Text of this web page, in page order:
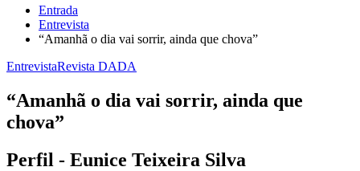
Entrada
Entrevista
“Amanhã o dia vai sorrir, ainda que chova”
EntrevistaRevista DADA
“Amanhã o dia vai sorrir, ainda que
chova”
Perfil - Eunice Teixeira Silva